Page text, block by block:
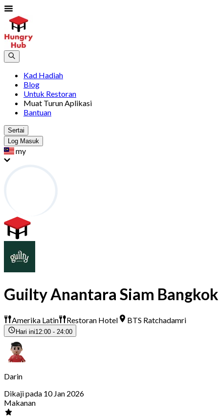
Kad Hadiah
Blog
Untuk Restoran
Muat Turun Aplikasi
Bantuan
Sertai
Log Masuk
my
Guilty Anantara Siam Bangkok
Amerika Latin Restoran Hotel BTS Ratchadamri
Hari ini12:00 - 24:00
Darin
Dikaji pada 10 Jan 2026
Makanan